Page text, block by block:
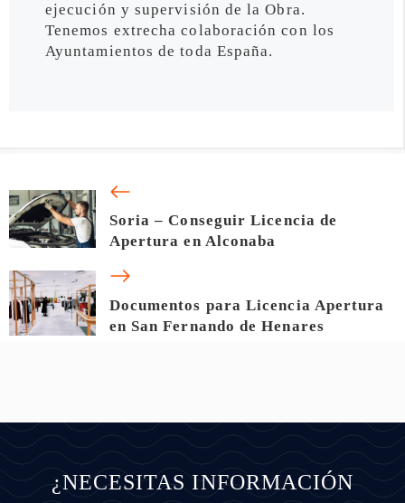
ejecución y supervisión de la Obra.
Tenemos extrecha colaboración con los
Ayuntamientos de toda España.
Soria – Conseguir Licencia de
Apertura en Alconaba
Documentos para Licencia Apertura
en San Fernando de Henares
¿NECESITAS INFORMACIÓN